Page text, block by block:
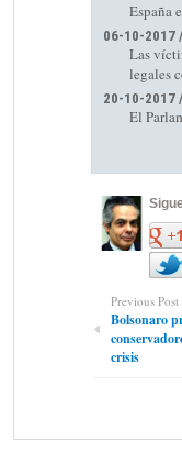
España
06-10-2017 /
Las
legales
20-10-2017 /
El
Previous Post
Bolsonaro
crisis